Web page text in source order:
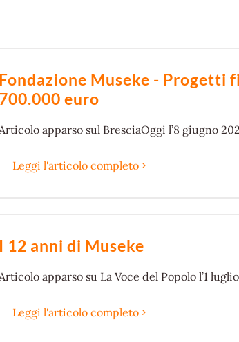
Fondazione Museke - Progetti
700.000 euro
apparso sul BresciaOggi l’8 giugno
Leggi l'articolo completo
I 12 anni di Museke
apparso su La Voce del Popolo l’1
Leggi l'articolo completo